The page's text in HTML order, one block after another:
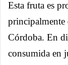
Esta fruta es
principalmente
Córdoba. En
consumida en